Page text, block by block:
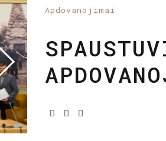
Apdovanojimai